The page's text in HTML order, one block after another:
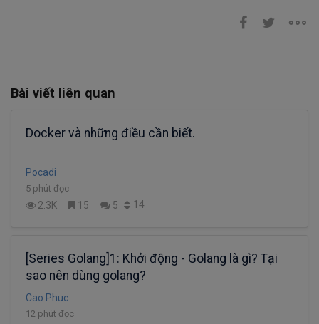
Bài viết liên quan
Docker và những điều cần biết.
Pocadi
5 phút đọc
2.3K 15 5 14
[Series Golang]1: Khởi động - Golang là gì? Tại
sao nên dùng golang?
Cao Phuc
12 phút đọc